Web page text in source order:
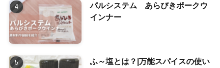
パルシステム あらびきポークウ
インナー
ふ～塩とは？|万能スパイスの使い